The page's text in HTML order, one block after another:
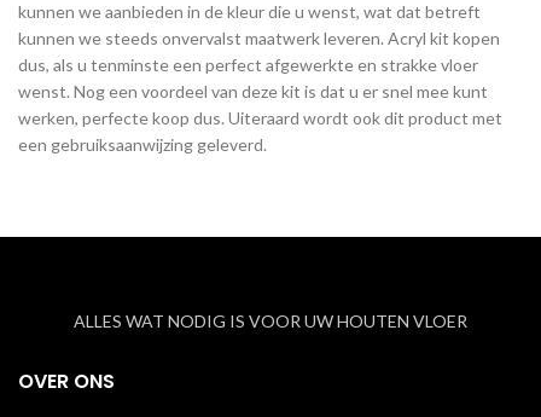
kunnen we aanbieden in de kleur die u wenst, wat dat betreft
kunnen we steeds onvervalst maatwerk leveren. Acryl kit kopen
dus, als u tenminste een perfect afgewerkte en strakke vloer
wenst. Nog een voordeel van deze kit is dat u er snel mee kunt
werken, perfecte koop dus. Uiteraard wordt ook dit product met
een gebruiksaanwijzing geleverd.
ALLES WAT NODIG IS VOOR UW HOUTEN VLOER
OVER ONS